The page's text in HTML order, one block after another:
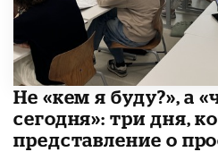
Не «кем я буду?», а
сегодня»: три дня,
представление о